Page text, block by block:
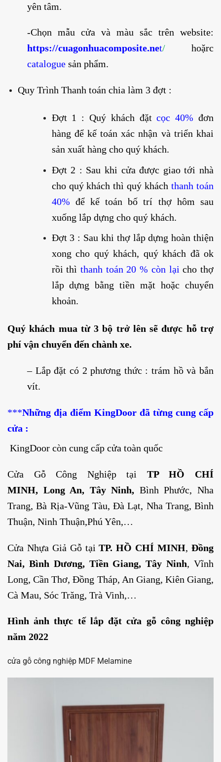
yên tâm.
-Chọn mẫu cửa và màu sắc trên website:
https://cuagonhuacomposite.net/ hoặrc
catalogue sản phẩm.
Quy Trình Thanh toán chia làm 3 đợt :
Đợt 1 : Quý khách đặtcọc 40% đơn
hàng để kế toán xác nhận và triển khai
sản xuất hàng cho quý khách.
Đợt 2 : Sau khi cửa được giao tới nhà
cho quý khách thì quý kháchthanh toán
40% để kế toán bố trí thợ hôm sau
xuống lắp dựng cho quý khách.
Đợt 3 : Sau khi thợ lắp dựng hoàn thiện
xong cho quý khách, quý khách đã ok
rồi thìthanh toán 20 % còn lại cho thợ
lắp dựng bằng tiền mặt hoặc chuyển
khoản.
Quý khách mua từ 3 bộ trở lên sẽ được hỗ trợ
phí vận chuyển đến chành xe.
– Lắp đặt có 2 phương thức : trám hồ và bắn
vít.
***Những địa điểm KingDoor đã từng cung cấp
cửa :
KingDoor còn cung cấp cửa toàn quốc
Cửa Gỗ Công Nghiệp tại
TP HỒ CHÍ
MINH, Long An, Tây Ninh, Bình Phước, Nha
Trang, Bà Rịa-Vũng Tàu, Đà Lạt, Nha Trang, Bình
Thuận, Ninh Thuận,Phú Yên,…
Cửa Nhựa Giả Gỗ tạiTP. HỒ CHÍ MINH, Đồng
Nai, Bình Dương, Tiền Giang,Tây Ninh, Vĩnh
Long, Cần Thơ, Đồng Tháp, An Giang, Kiên Giang,
Cà Mau, Sóc Trăng, Trà Vinh,…
Hình ảnh thực tế lắp đặt cửa gỗ công nghiệp
năm 2022
cửa gỗ công nghiệp MDF Melamine